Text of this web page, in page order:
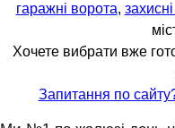
гаражні ворота,
Хочете вибрати вже
Запитання по